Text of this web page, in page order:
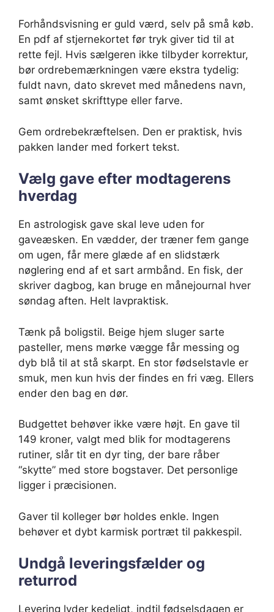
Forhåndsvisning er guld værd, selv på små køb.
En pdf af stjernekortet før tryk giver tid til at
rette fejl. Hvis sælgeren ikke tilbyder korrektur,
bør ordrebemærkningen være ekstra tydelig:
fuldt navn, dato skrevet med månedens navn,
samt ønsket skrifttype eller farve.
Gem ordrebekræftelsen. Den er praktisk, hvis
pakken lander med forkert tekst.
Vælg gave efter modtagerens
hverdag
En astrologisk gave skal leve uden for
gaveæsken. En vædder, der træner fem gange
om ugen, får mere glæde af en slidstærk
nøglering end af et sart armbånd. En fisk, der
skriver dagbog, kan bruge en månejournal hver
søndag aften. Helt lavpraktisk.
Tænk på boligstil. Beige hjem sluger sarte
pasteller, mens mørke vægge får messing og
dyb blå til at stå skarpt. En stor fødselstavle er
smuk, men kun hvis der findes en fri væg. Ellers
ender den bag en dør.
Budgettet behøver ikke være højt. En gave til
149 kroner, valgt med blik for modtagerens
rutiner, slår tit en dyr ting, der bare råber
“skytte” med store bogstaver. Det personlige
ligger i præcisionen.
Gaver til kolleger bør holdes enkle. Ingen
behøver et dybt karmisk portræt til pakkespil.
Undgå leveringsfælder og
returrod
Levering lyder kedeligt, indtil fødselsdagen er